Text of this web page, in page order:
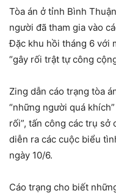
Tòa án ở tỉnh Bình
người đã tham gia vào
Đặc khu hồi tháng 6 với
“gây rối trật tự công
Zing dẫn cáo trạng tòa
“những người quá
rối”, tấn công các trụ
diễn ra các cuộc biểu
ngày 10/6.
Cáo trạng cho biết